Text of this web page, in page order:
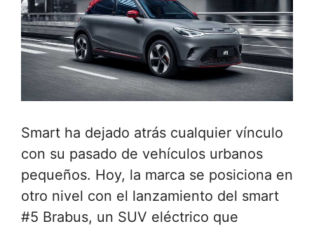
Smart ha dejado atrás cualquier vínculo
con su pasado de vehículos urbanos
pequeños. Hoy, la marca se posiciona en
otro nivel con el lanzamiento del smart
#5 Brabus, un SUV eléctrico que